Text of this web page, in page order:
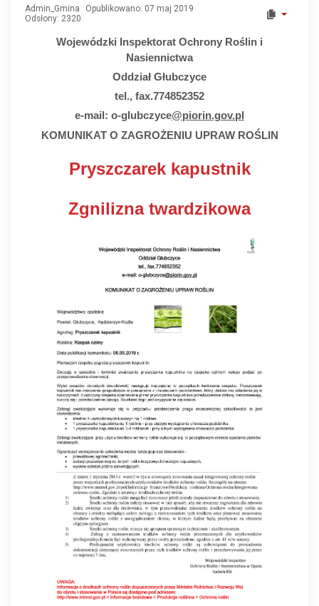
Admin_Gmina
Opublikowano: 07 maj 2019
Odsłony: 2320
Wojewódzki Inspektorat Ochrony Roślin i
Nasiennictwa
Oddział Głubczyce
tel., fax.774852352
e-mail: o-glubczyce@piorin.gov.pl
KOMUNIKAT O ZAGROŻENIU UPRAW ROŚLIN
Pryszczarek kapustnik
Zgnilizna twardzikowa